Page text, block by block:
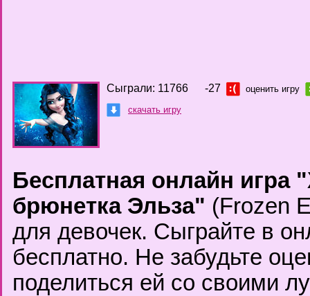
Сыграли: 11766 -27
оценить игру
скачать игру
Бесплатная онлайн игра
брюнетка Эльза" (Frozen
для девочек. Сыграйте в
бесплатно. Не забудьте
поделиться ей со своими